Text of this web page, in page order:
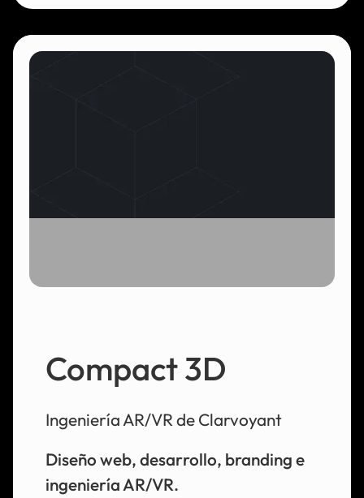
Compact 3D
Ingeniería AR/VR de Clarvoyant
Diseño web, desarrollo, branding e
ingeniería AR/VR.